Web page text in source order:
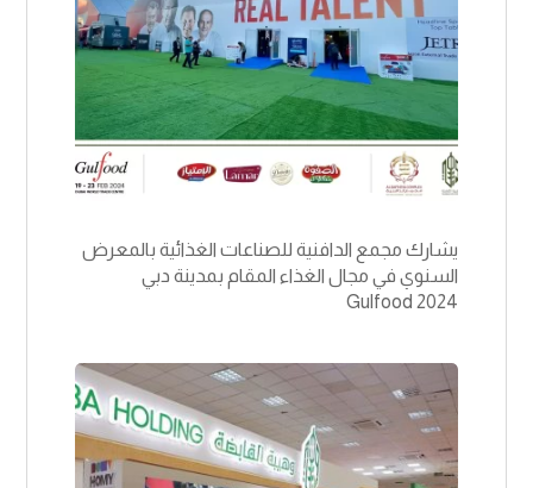
يشارك مجمع الدافنية للصناعات الغذائية بالمعرض
السنوي في مجال الغذاء المقام بمدينة دبي
Gulfood 2024